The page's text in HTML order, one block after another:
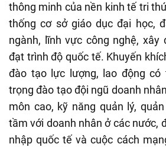
thông minh của nền kinh tế tri
thống cơ sở giáo dục đại học,
ngành, lĩnh vực công nghệ,
đạt trình độ quốc tế. Khuyến
đào tạo lực lượng, lao động có
trọng đào tạo đội ngũ doanh
môn cao, kỹ năng quản lý,
tầm với doanh nhân ở các nước,
nhập quốc tế và cuộc cách